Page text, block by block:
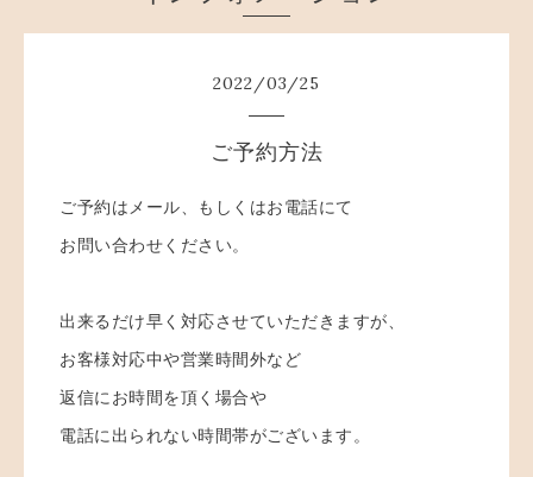
2022/03/25
ご予約方法
ご予約はメール、もしくはお電話にて
お問い合わせください。
出来るだけ早く対応させていただきますが、
お客様対応中や営業時間外など
返信にお時間を頂く場合や
電話に出られない時間帯がございます。